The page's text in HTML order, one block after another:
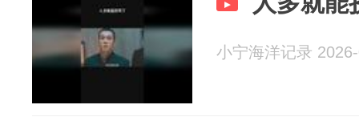
小宁海洋记录